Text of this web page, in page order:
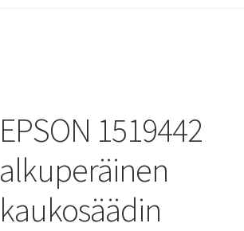
EPSON 1519442
alkuperäinen
kaukosäädin